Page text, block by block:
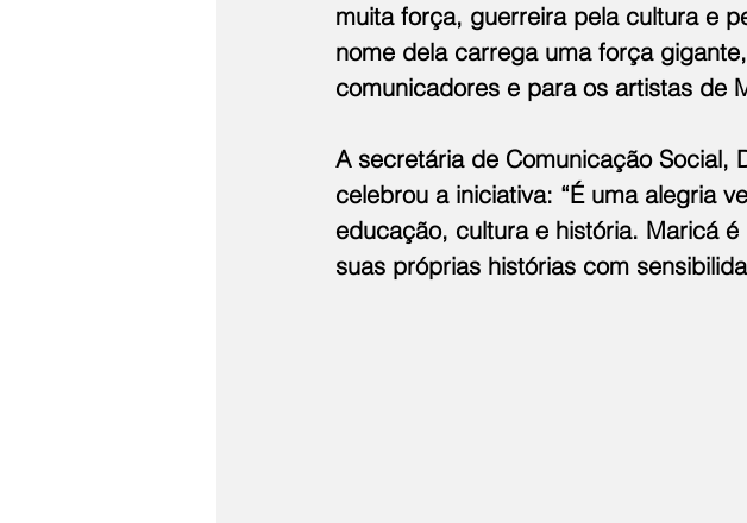
muita força, guerreira pela cultura e
nome dela carrega uma força
comunicadores e para os artistas de
A secretária de Comunicação Social,
celebrou a iniciativa: “É uma alegria
educação, cultura e história. Maricá
suas próprias histórias com